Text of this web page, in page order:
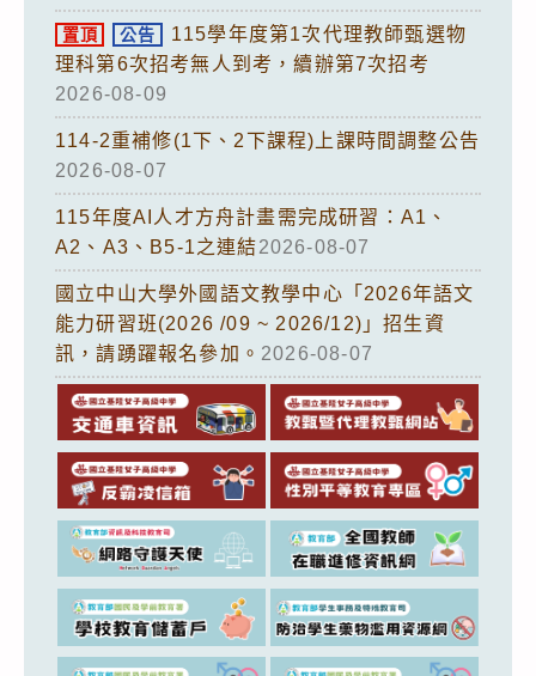
置頂 公告
115學年度第1次代理教師甄選物
理科第6次招考無人到考，續辦第7次招考
2026-08-09
114-2重補修(1下、2下課程)上課時間調整公告
2026-08-07
115年度AI人才方舟計畫需完成研習：A1、
A2、A3、B5-1之連結2026-08-07
國立中山大學外國語文教學中心「2026年語文
能力研習班(2026 /09 ~ 2026/12)」招生資
訊，請踴躍報名參加。 2026-08-07